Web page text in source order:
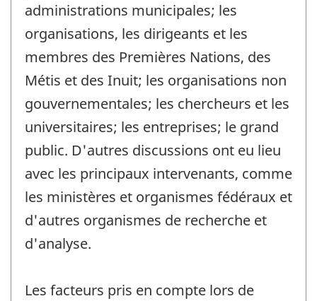
administrations municipales; les
organisations, les dirigeants et les
membres des Premières Nations, des
Métis et des Inuit; les organisations non
gouvernementales; les chercheurs et les
universitaires; les entreprises; le grand
public. D'autres discussions ont eu lieu
avec les principaux intervenants, comme
les ministères et organismes fédéraux et
d'autres organismes de recherche et
d'analyse.
Les facteurs pris en compte lors de